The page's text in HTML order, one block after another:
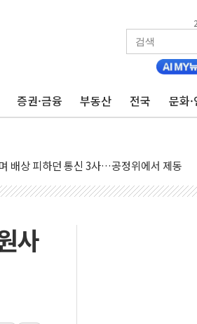
증권·금융 부동산 전국 문화
] 닛케이, AI·반도체 차익실현 매물에 3일 만
업용 AI 데이터센터 포항서 '첫 삽'…2028년
] 반도체가 흔든 코스피…4.58% 급락 속 코
성 강제 추행·스토킹 혐의 70대…경찰 불구
오뱅크와 계좌 제휴 1년 연장 유력
제조 공장서 화재 4개 동 전소…인명피해 없
락 마감한 SK하이닉스
사장 "서울지역본부 청년주택으로"…직원 사
기 역대 최대매출…중간배당금 2000원으로
사